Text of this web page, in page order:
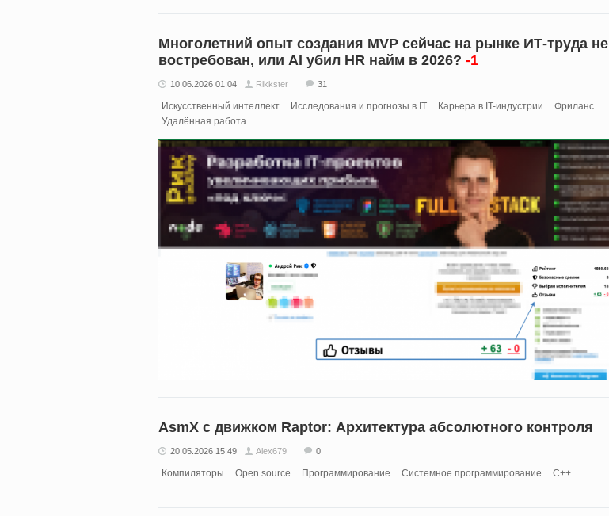
Многолетний опыт создания MVP сейчас на рынке ИТ-труда не
востребован, или AI убил HR найм в 2026? -1
10.06.2026 01:04 Rikkster 31
Искусственный интеллект Исследования и прогнозы в IT Карьера в IT-индустрии
Фриланс
Удалённая работа
AsmX с движком Raptor: Архитектура абсолютного контроля
20.05.2026 15:49 Alex679 0
Компиляторы Open source Программирование Системное программирование C++